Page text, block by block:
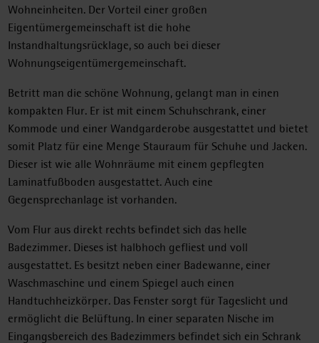
Wohneinheiten. Der Vorteil einer großen
Eigentümergemeinschaft ist die hohe
Instandhaltungsrücklage, so auch bei dieser
Wohnungseigentümergemeinschaft.
Betritt man die schöne Wohnung, gelangt man in einen
kompakten Flur. Er ist mit einem Schuhschrank, einer
Kommode und einer Wandgarderobe ausgestattet und bietet
somit Platz für eine Menge Stauraum für Schuhe und Jacken.
Dieser ist wie alle Wohnräume mit einem gepflegten
Laminatfußboden ausgestattet. Auch eine
Gegensprechanlage ist vorhanden.
Vom Flur aus direkt rechts befindet sich das helle
Badezimmer. Dieses ist halbhoch gefliest und voll
ausgestattet. Es besitzt neben einer Badewanne, einer
Waschmaschine und einem Spiegel auch einen
Handtuchheizkörper. Das Fenster sorgt für Tageslicht und
ermöglicht die Belüftung. In einer separaten Nische im
Eingangsbereich des Badezimmers befindet sich ein Schrank